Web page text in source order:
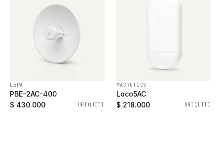
LEPA
PBE-2AC-400
$ 430.000
UBIQUITI
MACROTICS
Loco5AC
$ 218.000
UBIQUITI